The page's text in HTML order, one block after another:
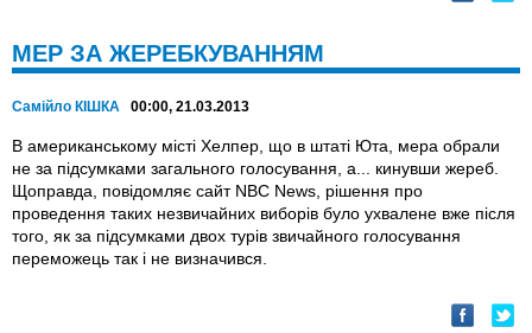
МЕР ЗА ЖЕРЕБКУВАННЯМ
Самійло КІШКА 00:00, 21.03.2013
В американському місті Хелпер, що в штаті Юта, мера обрали
не за підсумками загального голосування, а... кинувши жереб.
Щоправда, повідомляє сайт NBC News, рішення про
проведення таких незвичайних вибо­рів було ухвалене вже після
того, як за підсумками двох турів звичайного голосування
переможець так і не визначився.